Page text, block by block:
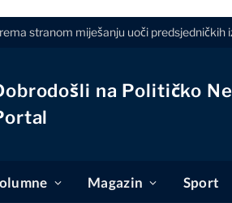
stranom miješanju uoči predsjedničkih
na Političko
Magazin Sport